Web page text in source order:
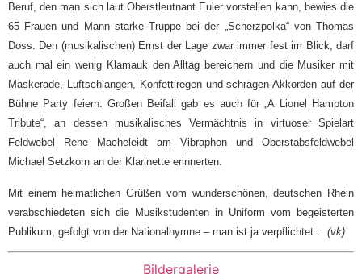
Beruf, den man sich laut Oberstleutnant Euler vorstellen kann, bewies die
65 Frauen und Mann starke Truppe bei der „Scherzpolka“ von Thomas
Doss. Den (musikalischen) Ernst der Lage zwar immer fest im Blick, darf
auch mal ein wenig Klamauk den Alltag bereichern und die Musiker mit
Maskerade, Luftschlangen, Konfettiregen und schrägen Akkorden auf der
Bühne Party feiern. Großen Beifall gab es auch für „A Lionel Hampton
Tribute“, an dessen musikalisches Vermächtnis in virtuoser Spielart
Feldwebel Rene Macheleidt am Vibraphon und Oberstabsfeldwebel
Michael Setzkorn an der Klarinette erinnerten.
Mit einem heimatlichen Grüßen vom wunderschönen, deutschen Rhein
verabschiedeten sich die Musikstudenten in Uniform vom begeisterten
Publikum, gefolgt von der Nationalhymne – man ist ja verpflichtet… (vk)
Bildergalerie